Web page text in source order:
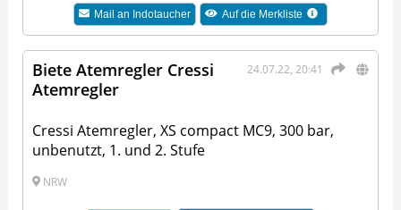
Mail an Indotaucher Auf die Merkliste
24.07.22, 20:41
Biete Atemregler Cressi
Atemregler
Cressi Atemregler, XS compact MC9, 300 bar,
unbenutzt, 1. und 2. Stufe
NRW